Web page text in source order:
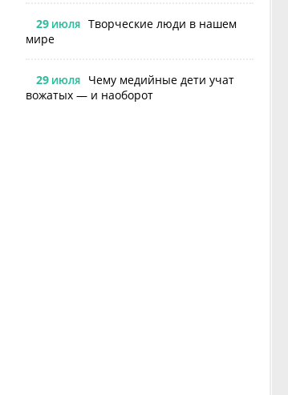
29ИЮЛЯ
Творческие люди в нашем
мире
29ИЮЛЯ
Чему медийные дети учат
вожатых — и наоборот